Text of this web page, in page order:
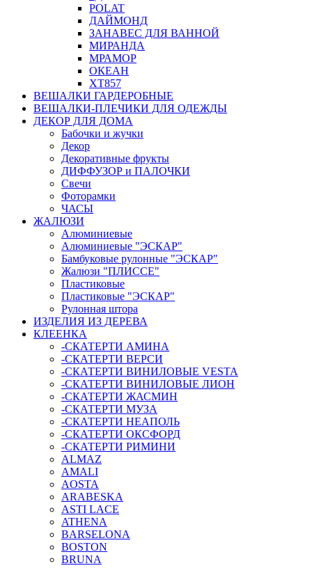
POLAT
ДАЙМОНД
ЗАНАВЕС ДЛЯ ВАННОЙ
МИРАНДА
МРАМОР
ОКЕАН
ХТ857
ВЕШАЛКИ ГАРДЕРОБНЫЕ
ВЕШАЛКИ-ПЛЕЧИКИ ДЛЯ ОДЕЖДЫ
ДЕКОР ДЛЯ ДОМА
Бабочки и жучки
Декор
Декоративные фрукты
ДИФФУЗОР и ПАЛОЧКИ
Свечи
Фоторамки
ЧАСЫ
ЖАЛЮЗИ
Алюминиевые
Алюминиевые "ЭСКАР"
Бамбуковые рулонные "ЭСКАР"
Жалюзи "ПЛИССЕ"
Пластиковые
Пластиковые "ЭСКАР"
Рулонная штора
ИЗДЕЛИЯ ИЗ ДЕРЕВА
КЛЕЕНКА
-СКАТЕРТИ АМИНА
-СКАТЕРТИ ВЕРСИ
-СКАТЕРТИ ВИНИЛОВЫЕ VESTA
-СКАТЕРТИ ВИНИЛОВЫЕ ЛИОН
-СКАТЕРТИ ЖАСМИН
-СКАТЕРТИ МУЗА
-СКАТЕРТИ НЕАПОЛЬ
-СКАТЕРТИ ОКСФОРД
-СКАТЕРТИ РИМИНИ
ALMAZ
AMALI
AOSTA
ARABESKA
ASTI LACE
ATHENA
BARSELONA
BOSTON
BRUNA